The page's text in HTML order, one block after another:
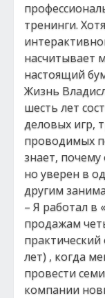
тренинги.
насчитывает
настоящий
Жизнь
шесть лет
деловых игр,
проводимых
знает, почему
но уверен в
другим
– Я работал в
продажам
лет) , когда
провести
компании